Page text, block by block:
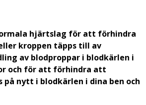
hjärtslag för att förhindra
kroppen täpps till av
av blodproppar i blodkärlen i
och för att förhindra att
på nytt i blodkärlen i dina ben och